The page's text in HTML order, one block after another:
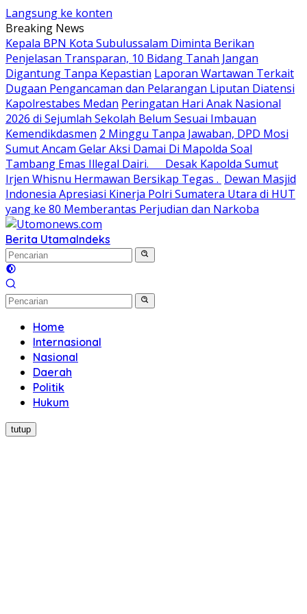
Langsung ke konten
Breaking News
Kepala BPN Kota Subulussalam Diminta Berikan
Penjelasan Transparan, 10 Bidang Tanah Jangan
Digantung Tanpa Kepastian Laporan Wartawan Terkait
Dugaan Pengancaman dan Pelarangan Liputan Diatensi
Kapolrestabes Medan Peringatan Hari Anak Nasional
2026 di Sejumlah Sekolah Belum Sesuai Imbauan
Kemendikdasmen 2 Minggu Tanpa Jawaban, DPD Mosi
Sumut Ancam Gelar Aksi Damai Di Mapolda Soal
Tambang Emas Illegal Dairi. Desak Kapolda Sumut
Irjen Whisnu Hermawan Bersikap Tegas . Dewan Masjid
Indonesia Apresiasi Kinerja Polri Sumatera Utara di HUT
yang ke 80 Memberantas Perjudian dan Narkoba
Berita UtamaIndeks
Home
Internasional
Nasional
Daerah
Politik
Hukum
tutup